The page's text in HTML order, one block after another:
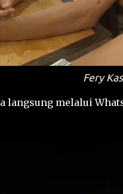
Fery
langsung melalui